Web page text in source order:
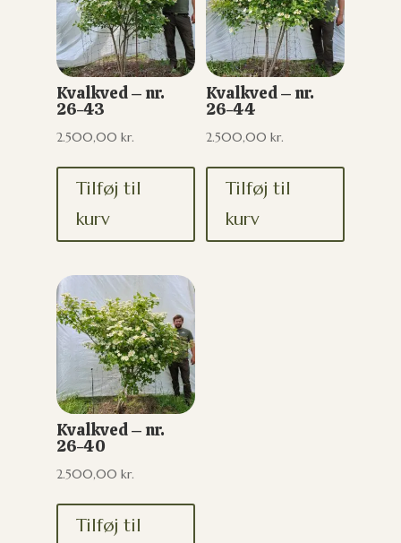
Kvalkved – nr.
26-43
2.500,00 kr.
Tilføj til
kurv
Kvalkved – nr.
26-44
2.500,00kr.
Tilføj til
kurv
Kvalkved – nr.
26-40
2.500,00 kr.
Tilføj til